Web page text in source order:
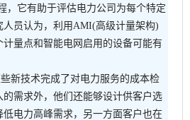
，它有助于评估电力公司为每个特定
人员认为，利用AMI(高级计量架构)
量点和智能电网启用的设备可能有
新技术完成了对电力服务的成本检
需求外，他们还能够设计供客户选
电力高峰需求，另一方面客户也在